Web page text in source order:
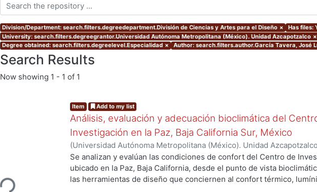
Division/Department: search.filters.degreedepartment.División de Ciencias y Artes para el Diseño × Has files:
University: search.filters.degreegrantor.Universidad Autónoma Metropolitana (México). Unidad Azcapotzalco ×
Degree obtained: search.filters.degreelevel.Especialidad × Author: search.filters.author.García Tavera, José
Search Results
Now showing 1 - 1 of 1
Loading...
Item Add to my list
Análisis, evaluación y adecuación bioclimática del
Investigación en la Paz, Baja California Sur, México
(Universidad Autónoma Metropolitana (México). Unidad
de Servicios de Información.,1999-12 )García Tavera, José Luis
Se analizan y evalúan las condiciones de confort del Centro de
ubicado en la Paz, Baja California, desde el punto de vista
las herramientas de diseño que conciernen al confort térmico,